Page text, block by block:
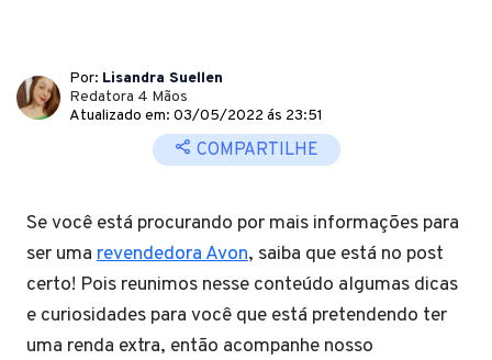
Por: Lisandra Suellen
Redatora 4 Mãos
Atualizado em: 03/05/2022 ás 23:51
COMPARTILHE
Se você está procurando por mais informações para
ser uma revendedora Avon, saiba que está no post
certo! Pois reunimos nesse conteúdo algumas dicas
e curiosidades para você que está pretendendo ter
uma renda extra, então acompanhe nosso